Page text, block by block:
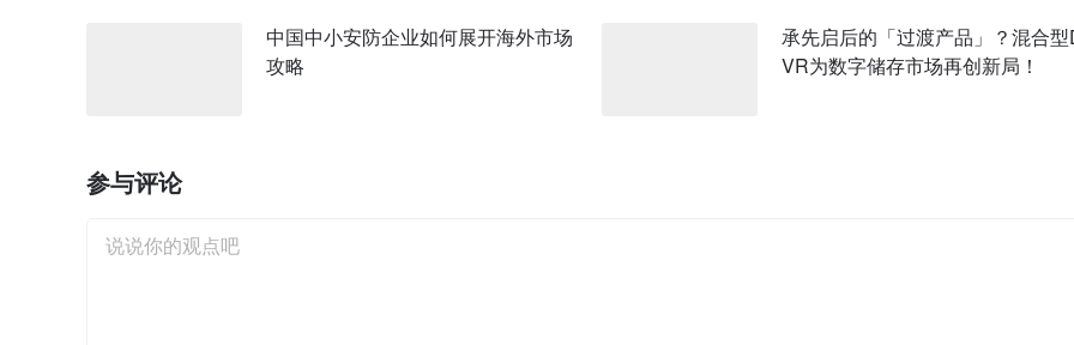
中国中小安防企业如何展开海外市场
攻略
承先启后的「过渡产品」？混合
VR为数字储存市场再创新局！
参与评论